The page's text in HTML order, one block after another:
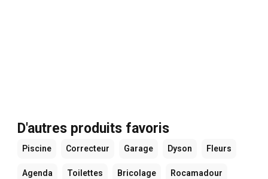
D'autres produits favoris
Piscine Correcteur Garage Dyson Fleurs
Agenda Toilettes Bricolage Rocamadour